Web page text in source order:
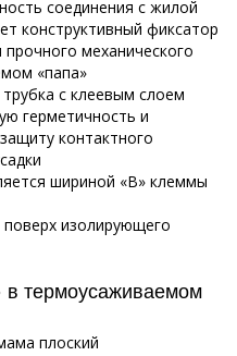
соединения с жилой
конструктивный фиксатор
механического
«папа»
с клеевым слоем
герметичность и
контактного
шириной «В» клеммы
изолирующего
термоусаживаемом
плоский